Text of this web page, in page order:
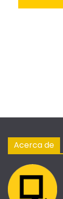
Acerca de